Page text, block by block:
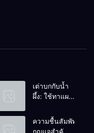
เต่าบกกับน้ำ
ผึ้ง: ใช้ทาแผล
ดื่มได้ไหม?
ความชื้นสัมพัทธ์:
กุญแจสำคัญ